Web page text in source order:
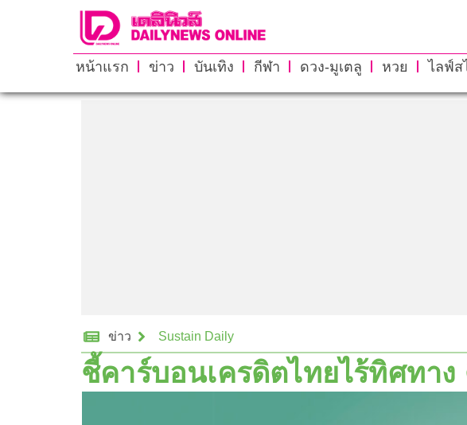
หน้าแรก ข่าว บันเทิง กีฬา ดวง-มูเตลู หวย ไลฟ์ส
ข่าว Sustain Daily
ชี้คาร์บอนเครดิตไทยไร้ทิศทา